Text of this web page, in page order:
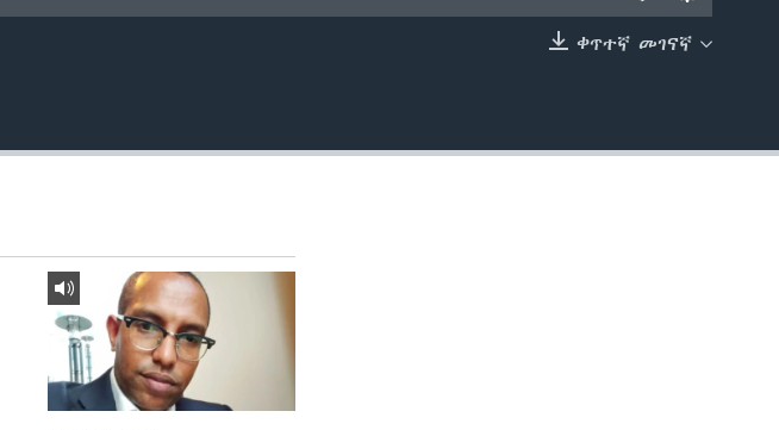
ቀጥተኛ መገናኛ